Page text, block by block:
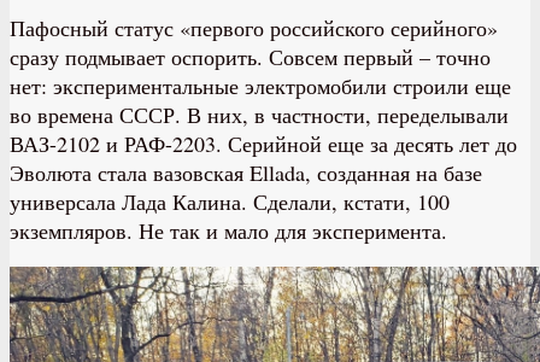
Пафосный статус «первого российского серийного»
сразу подмывает оспорить. Совсем первый – точно
нет: экспериментальные электромобили строили еще
во времена СССР. В них, в частности, переделывали
ВАЗ-2102 и РАФ-2203. Серийной еще за десять лет до
Эволюта стала вазовская Ellada, созданная на базе
универсала Лада Калина. Сделали, кстати, 100
экземпляров. Не так и мало для эксперимента.